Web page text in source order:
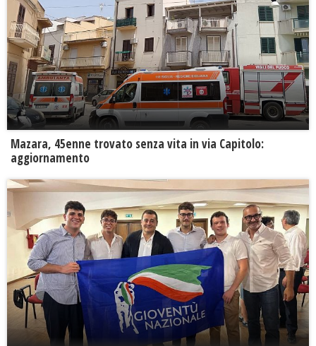
Mazara, 45enne trovato senza vita in via Capitolo:
aggiornamento